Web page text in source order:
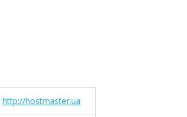
http://hostmaster.ua